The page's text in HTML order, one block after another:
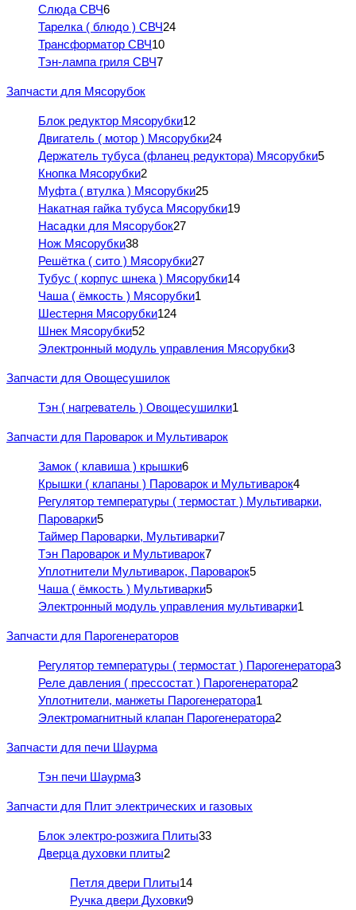
Слюда СВЧ6
Тарелка ( блюдо ) СВЧ24
Трансформатор СВЧ10
Тэн-лампа гриля СВЧ7
Запчасти для Мясорубок
Блок редуктор Мясорубки12
Двигатель ( мотор ) Мясорубки24
Держатель тубуса (фланец редуктора) Мясорубки5
Кнопка Мясорубки2
Муфта ( втулка ) Мясорубки25
Накатная гайка тубуса Мясорубки19
Насадки для Мясорубок27
Нож Мясорубки38
Решётка ( сито ) Мясорубки27
Тубус ( корпус шнека ) Мясорубки14
Чаша ( ёмкость ) Мясорубки1
Шестерня Мясорубки124
Шнек Мясорубки52
Электронный модуль управления Мясорубки3
Запчасти для Овощесушилок
Тэн ( нагреватель ) Овощесушилки1
Запчасти для Пароварок и Мультиварок
Замок ( клавиша ) крышки6
Крышки ( клапаны ) Пароварок и Мультиварок4
Регулятор температуры ( термостат ) Мультиварки,
Пароварки5
Таймер Пароварки, Мультиварки7
Тэн Пароварок и Мультиварок7
Уплотнители Мультиварок, Пароварок5
Чаша ( ёмкость ) Мультиварки5
Электронный модуль управления мультиварки1
Запчасти для Парогенераторов
Регулятор температуры ( термостат ) Парогенератора3
Реле давления ( прессостат ) Парогенератора2
Уплотнители, манжеты Парогенератора1
Электромагнитный клапан Парогенератора2
Запчасти для печи Шаурма
Тэн печи Шаурма3
Запчасти для Плит электрических и газовых
Блок электро-розжига Плиты33
Дверца духовки плиты2
Петля двери Плиты14
Ручка двери Духовки9